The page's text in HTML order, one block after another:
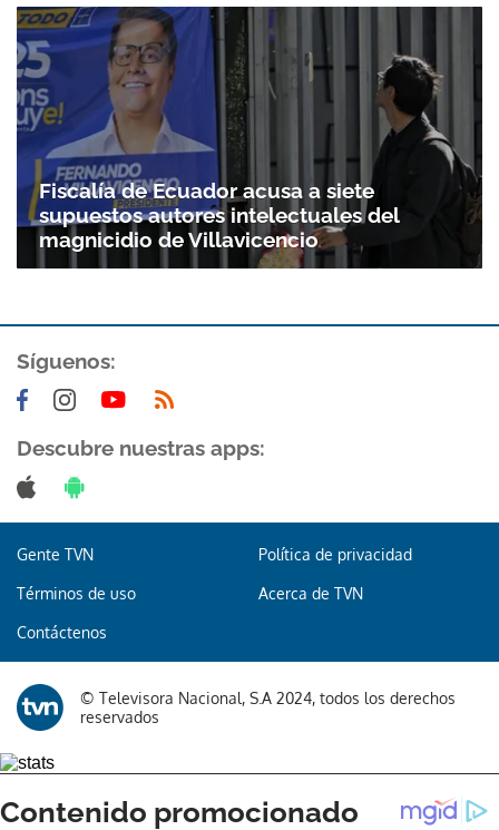
Gracias por suscribirte a nuestro boletín.
ACEPTAR
Fiscalía de Ecuador acusa a siete
supuestos autores intelectuales del
magnicidio de Villavicencio
Síguenos:
Descubre nuestras apps:
Gente TVN Política de privacidad
Términos de uso Acerca de TVN
Contáctenos
© Televisora Nacional, S.A 2024, todos los derechos
reservados